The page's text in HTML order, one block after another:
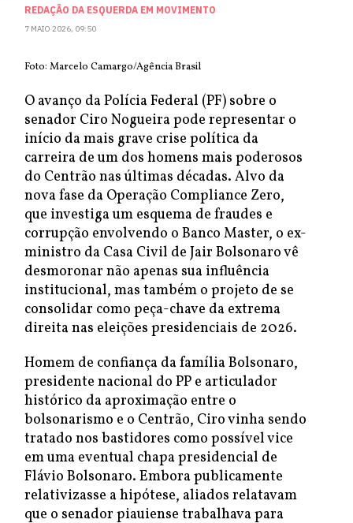
REDAÇÃO DA ESQUERDA EM MOVIMENTO
7 MAIO 2026, 09:50
Foto: Marcelo Camargo/Agência Brasil
O avanço da Polícia Federal (PF) sobre o
senador Ciro Nogueira pode representar o
início da mais grave crise política da
carreira de um dos homens mais poderosos
do Centrão nas últimas décadas. Alvo da
nova fase da Operação Compliance Zero,
que investiga um esquema de fraudes e
corrupção envolvendo o Banco Master, o ex-
ministro da Casa Civil de Jair Bolsonaro vê
desmoronar não apenas sua influência
institucional, mas também o projeto de se
consolidar como peça-chave da extrema
direita nas eleições presidenciais de 2026.
Homem de confiança da família Bolsonaro,
presidente nacional do PP e articulador
histórico da aproximação entre o
bolsonarismo e o Centrão, Ciro vinha sendo
tratado nos bastidores como possível vice
em uma eventual chapa presidencial de
Flávio Bolsonaro. Embora publicamente
relativizasse a hipótese, aliados relatavam
que o senador piauiense trabalhava para